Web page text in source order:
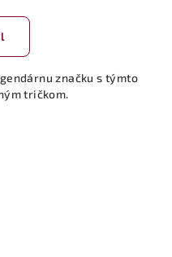
značku s týmto
tričkom.